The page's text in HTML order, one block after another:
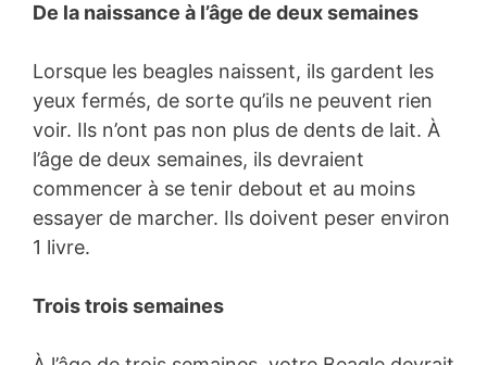
De la naissance à l’âge de deux semaines
Lorsque les beagles naissent, ils gardent les
yeux fermés, de sorte qu’ils ne peuvent rien
voir. Ils n’ont pas non plus de dents de lait. À
l’âge de deux semaines, ils devraient
commencer à se tenir debout et au moins
essayer de marcher. Ils doivent peser environ
1 livre.
Trois trois semaines